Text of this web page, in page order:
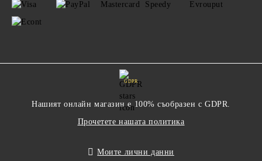
GDPR
Нашият онлайн магазин е 100% съобразен с GDPR.
Прочетете нашата политика
Моите лични данни